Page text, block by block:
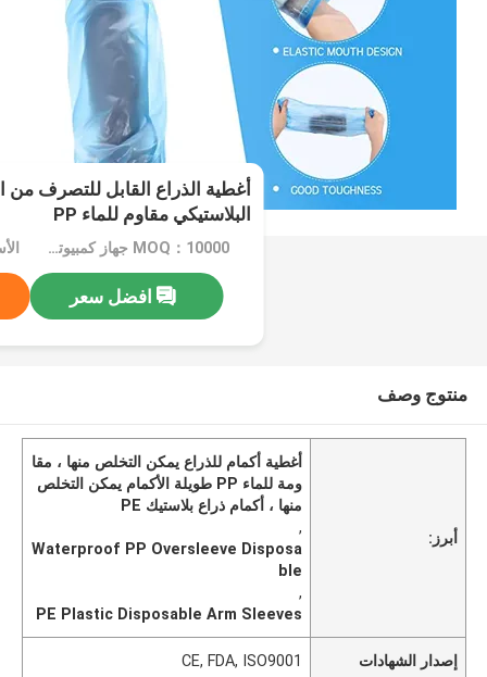
أغطية الذراع القابل للتصرف من
البلاستيكي مقاوم للماء PP
MOQ：10000 جهاز كمبيوتر شخصى
افضل سعر
منتوج وصف
أبرز:
أغطية أكمام للذراع يمكن التخلص منها ، مقا
ومة للماء PP طويلة الأكمام يمكن التخلص
منها ، أكمام ذراع بلاستيك PE
,
Waterproof PP Oversleeve Disposa
ble
,
PE Plastic Disposable Arm Sleeves
إصدار الشهادات CE, FDA, ISO9001